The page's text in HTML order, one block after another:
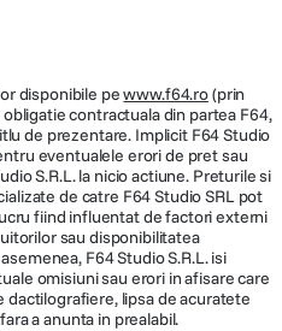
disponibile pewww.f64.ro(prin
contractuala din partea F64,
de prezentare. Implicit F64 Studio
eventualele erori de pret sau
S.R.L. la nicio actiune. Preturile si
de catre F64 Studio SRL pot
fiind influentat de factori externi
sau disponibilitatea
F64 Studio S.R.L. isi
omisiuni sau erori in afisare care
lipsa de acuratete
a anunta in prealabil.